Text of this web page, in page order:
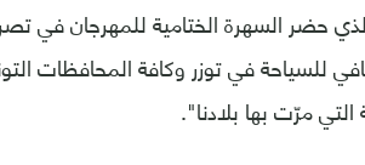
حضر السهرة الختامية للمهرجان في
للسياحة في توزر وكافة المحافظات
مرّت بها بلادنا".